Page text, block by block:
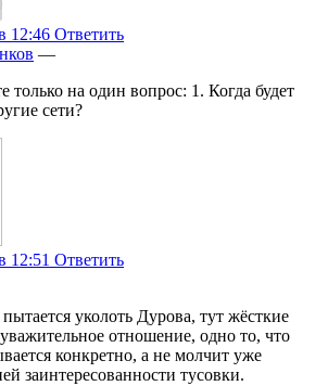
12:46 Ответить
—
только на один вопрос: 1. Когда будет
сети?
12:51 Ответить
уколоть Дурова, тут жёсткие
отношение, одно то, что
конкретно, а не молчит уже
заинтересованности тусовки.